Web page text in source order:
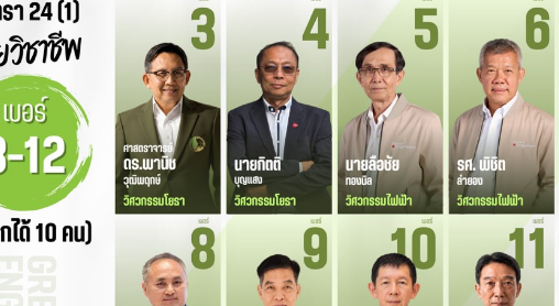
สติกเกอร์วัดอุณหภูมิ DTI
(DIGITAL TEMPERATURE
INDICATOR) ตัวช่วย
โรงงาน “รู้ก่อนที่เครื่องจักรจะ
พัง”
AMERIDRIVES
UNIVERSAL
DRIVESHAFTS – ข้อต่อ
เพลากำลังสูง สำหรับ
อุตสาหกรรมหนัก